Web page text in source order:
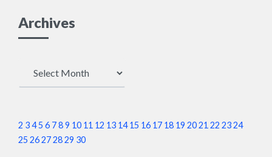
Archives
2 345 6 789 10 11 12 13 14 15 16 17 18 19 2021 22 2324
25 26272829 30